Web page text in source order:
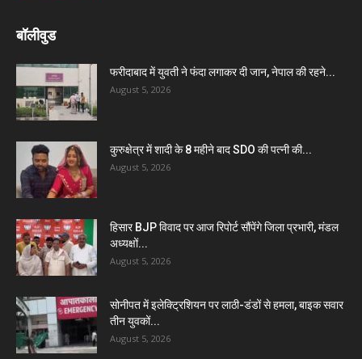
बॉलीवुड
फरीदाबाद में युवती ने फंदा लगाकर दी जान, नेपाल की रहने...
August 5, 2026
कुरुक्षेत्र में शादी के 8 महीने बाद SDO की पत्नी की...
August 5, 2026
हिसार BJP विवाद पर आज रिपोर्ट सौंपेंगे जिला प्रभारी, मंडल
अध्यक्षों...
August 5, 2026
सोनीपत में इलेक्ट्रिशियन पर लाठी-डंडों से हमला, बाइक सवार
तीन युवकों...
August 5, 2026